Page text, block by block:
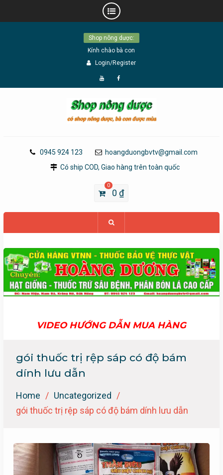
Shop nông dược:
Kính chào bà con
Login/Register
Đăng
YouTube
Page
0945 924 123
hoangduongbvtv@gmail.com
Có ship COD, Giao hàng trên toàn quốc
0
0₫
VIDEO HƯỚNG DẪN MUA HÀNG
gói thuốc trị rệp sáp có độ bám
dính lưu dẫn
Home
Uncategorized
gói thuốc trị rệp sáp có độ bám dính lưu dẫn